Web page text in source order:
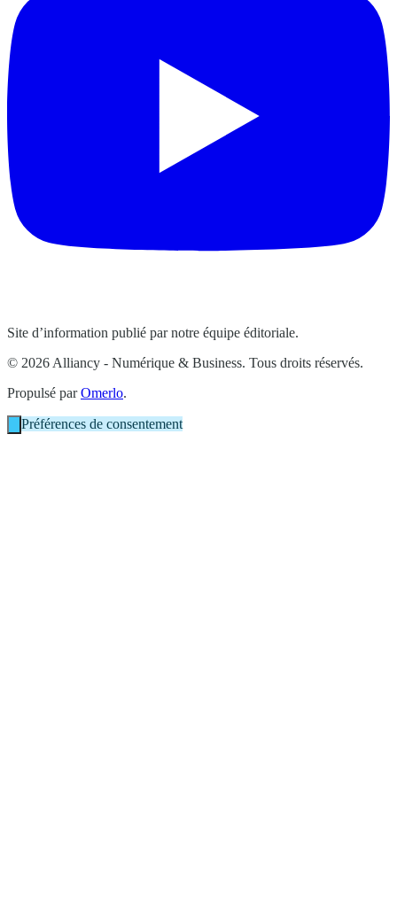
Site d’information publié par notre équipe éditoriale.
© 2026 Alliancy - Numérique & Business. Tous droits réservés.
Propulsé parOmerlo.
Préférences de consentement